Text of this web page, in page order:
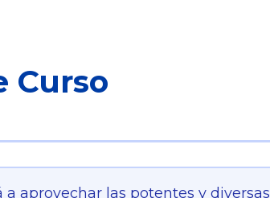
Curso
a aprovechar las potentes y diversas